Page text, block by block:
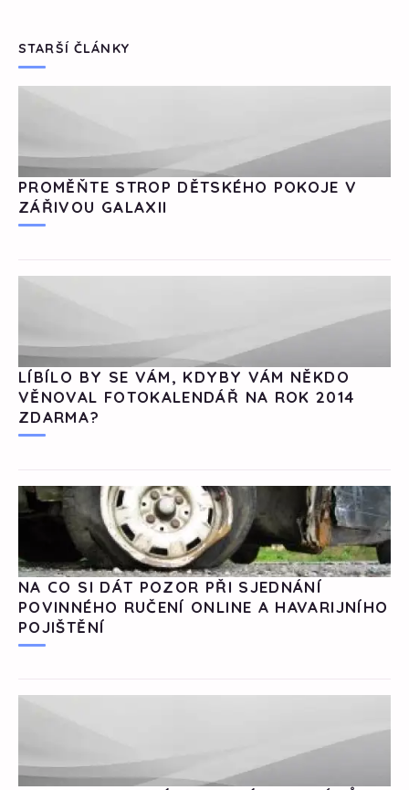
STARŠÍ ČLÁNKY
PROMĚŇTE STROP DĚTSKÉHO POKOJE V
ZÁŘIVOU GALAXII
LÍBÍLO BY SE VÁM, KDYBY VÁM NĚKDO
VĚNOVAL FOTOKALENDÁŘ NA ROK 2014
ZDARMA?
NA CO SI DÁT POZOR PŘI SJEDNÁNÍ
POVINNÉHO RUČENÍ ONLINE A HAVARIJNÍHO
POJIŠTĚNÍ